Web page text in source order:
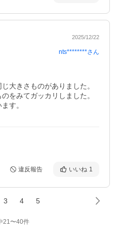
2025/12/22
nts********さん
大きさものがありました。
をみてガッカリしました。
す。
違反報告 いいね 1
3 4 5
21〜40件